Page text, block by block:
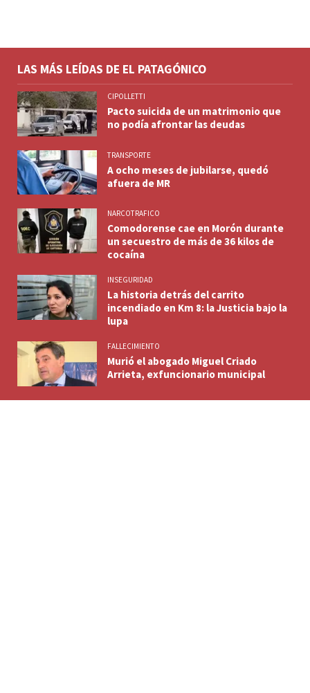
LAS MÁS LEÍDAS DE EL PATAGÓNICO
CIPOLLETTI
Pacto suicida de un matrimonio que
no podía afrontar las deudas
TRANSPORTE
A ocho meses de jubilarse, quedó
afuera de MR
NARCOTRAFICO
Comodorense cae en Morón durante
un secuestro de más de 36 kilos de
cocaína
INSEGURIDAD
La historia detrás del carrito
incendiado en Km 8: la Justicia bajo la
lupa
FALLECIMIENTO
Murió el abogado Miguel Criado
Arrieta, exfuncionario municipal